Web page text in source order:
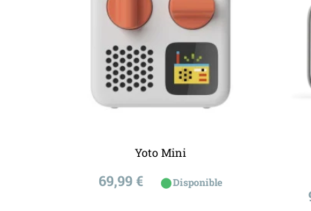
Yoto Mini
Prix
69,99 € ⬤Disponible
Ajouter au panier